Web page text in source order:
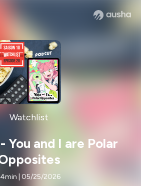
Watchlist
You and I are Polar
| 05/25/2026